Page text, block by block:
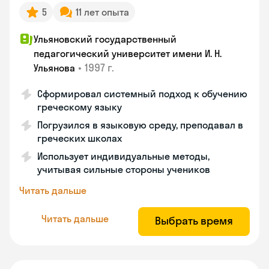
5 11 лет опыта
Ульяновский государственный
педагогический университет имени И. Н.
Ульянова • 1997 г.
Сформировал системный подход к обучению
греческому языку
Погрузился в языковую среду, преподавал в
греческих школах
Использует индивидуальные методы,
учитывая сильные стороны учеников
Читать дальше
Читать дальше Выбрать время